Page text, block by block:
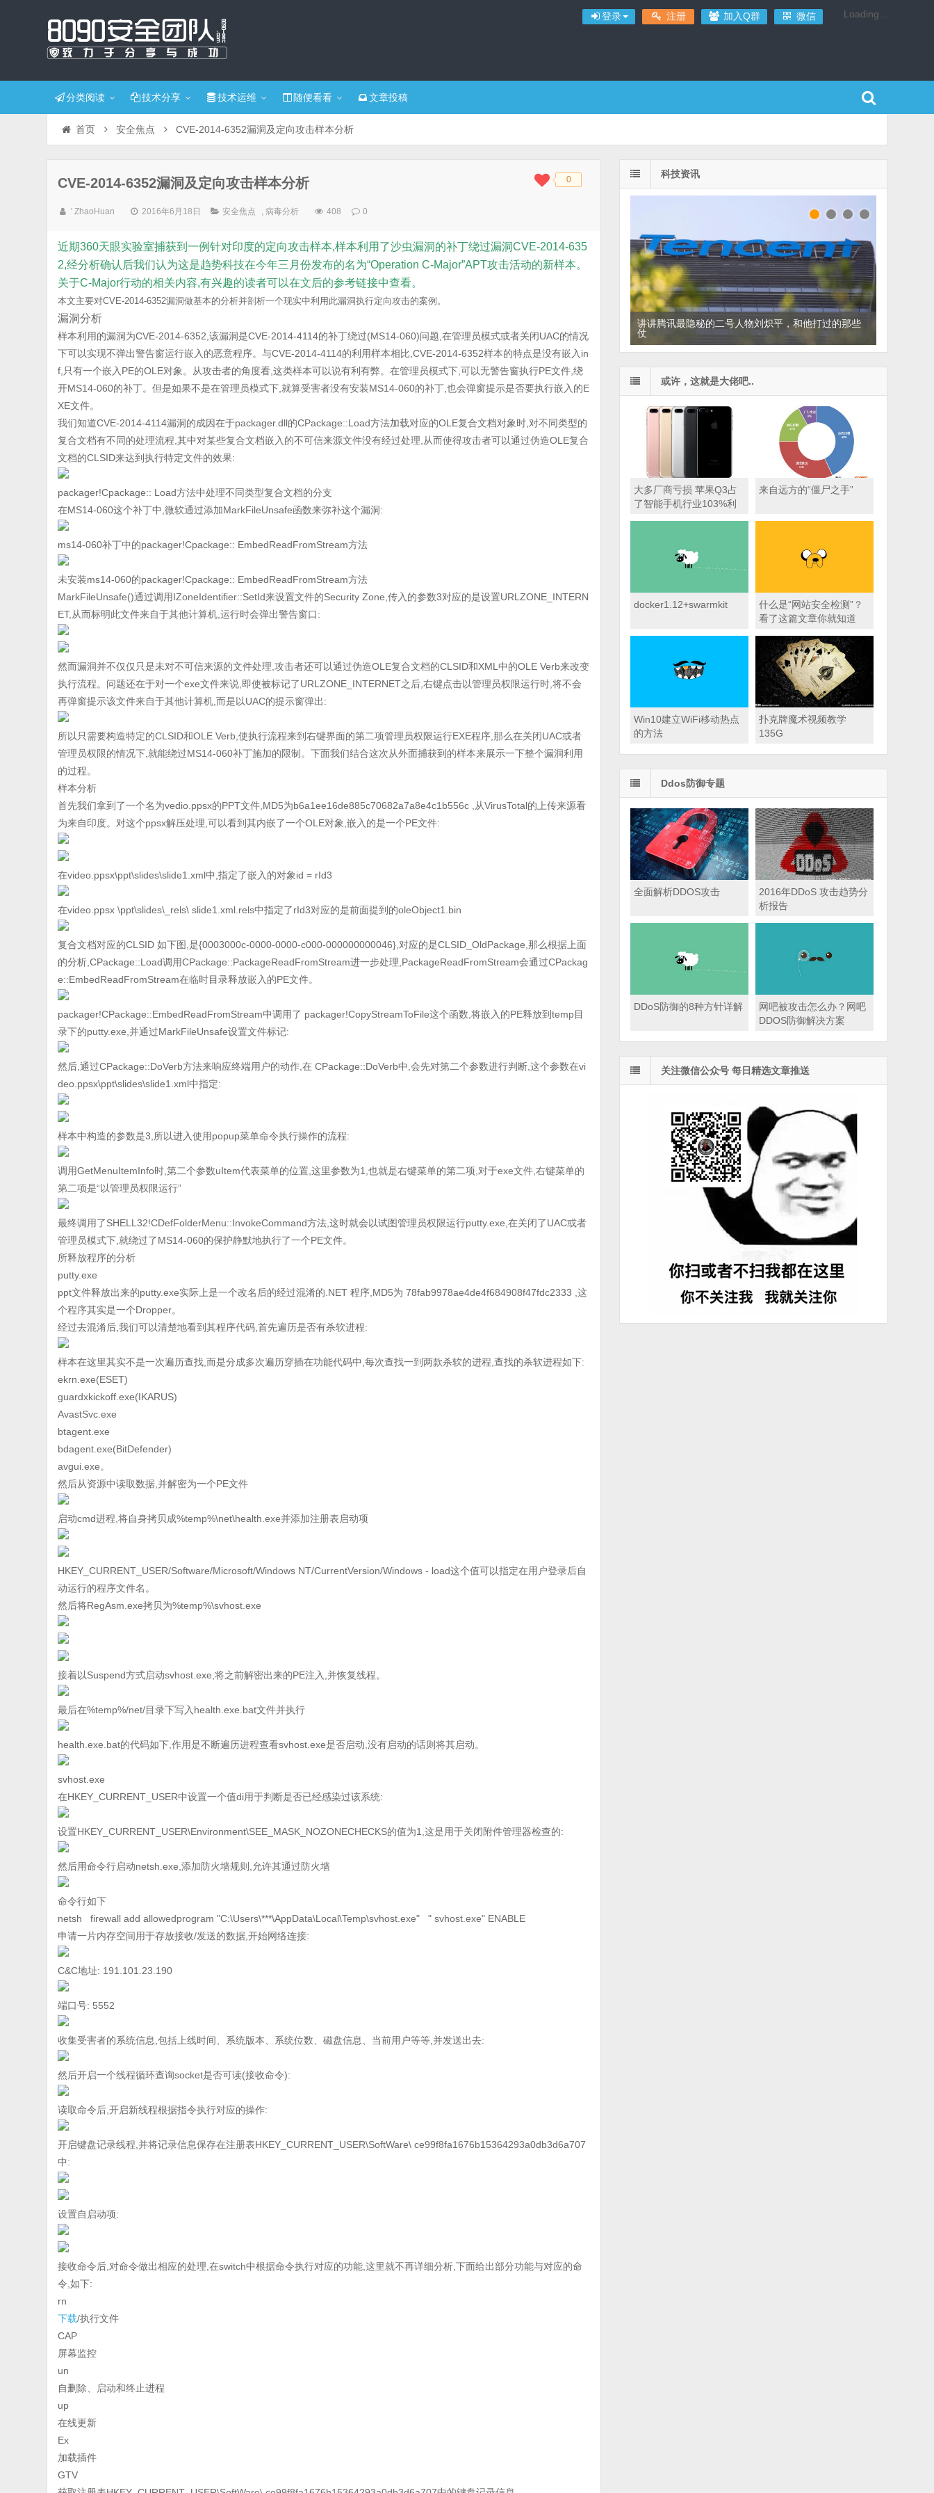
登录 注册 加入Q群 微信 Loading...
分类阅读 技术分享 技术运维 随便看看 文章投稿
首页 安全焦点 CVE-2014-6352漏洞及定向攻击样本分析
◆◆ 0
CVE-2014-6352漏洞及定向攻击样本分析
' ZhaoHuan 2016年6月18日 安全焦点 ,病毒分析 408 0
近期360天眼实验室捕获到一例针对印度的定向攻击样本,样本利用了沙虫漏洞的补丁绕过漏洞CVE-2014-635
2,经分析确认后我们认为这是趋势科技在今年三月份发布的名为“Operation C-Major”APT攻击活动的新样本。
关于C-Major行动的相关内容,有兴趣的读者可以在文后的参考链接中查看。
本文主要对CVE-2014-6352漏洞做基本的分析并剖析一个现实中利用此漏洞执行定向攻击的案例。
漏洞分析
样本利用的漏洞为CVE-2014-6352,该漏洞是CVE-2014-4114的补丁绕过(MS14-060)问题,在管理员模式或者关闭UAC的情况
下可以实现不弹出警告窗运行嵌入的恶意程序。与CVE-2014-4114的利用样本相比,CVE-2014-6352样本的特点是没有嵌入in
f,只有一个嵌入PE的OLE对象。从攻击者的角度看,这类样本可以说有利有弊。在管理员模式下,可以无警告窗执行PE文件,绕
开MS14-060的补丁。但是如果不是在管理员模式下,就算受害者没有安装MS14-060的补丁,也会弹窗提示是否要执行嵌入的E
XE文件。
我们知道CVE-2014-4114漏洞的成因在于packager.dll的CPackage::Load方法加载对应的OLE复合文档对象时,对不同类型的
复合文档有不同的处理流程,其中对某些复合文档嵌入的不可信来源文件没有经过处理,从而使得攻击者可以通过伪造OLE复合
文档的CLSID来达到执行特定文件的效果:
packager!Cpackage:: Load方法中处理不同类型复合文档的分支
在MS14-060这个补丁中,微软通过添加MarkFileUnsafe函数来弥补这个漏洞:
ms14-060补丁中的packager!Cpackage:: EmbedReadFromStream方法
未安装ms14-060的packager!Cpackage:: EmbedReadFromStream方法
MarkFileUnsafe()通过调用IZoneIdentifier::SetId来设置文件的Security Zone,传入的参数3对应的是设置URLZONE_INTERN
ET,从而标明此文件来自于其他计算机,运行时会弹出警告窗口:
然而漏洞并不仅仅只是未对不可信来源的文件处理,攻击者还可以通过伪造OLE复合文档的CLSID和XML中的OLE Verb来改变
执行流程。问题还在于对一个exe文件来说,即使被标记了URLZONE_INTERNET之后,右键点击以管理员权限运行时,将不会
再弹窗提示该文件来自于其他计算机,而是以UAC的提示窗弹出:
所以只需要构造特定的CLSID和OLE Verb,使执行流程来到右键界面的第二项管理员权限运行EXE程序,那么在关闭UAC或者
管理员权限的情况下,就能绕过MS14-060补丁施加的限制。下面我们结合这次从外面捕获到的样本来展示一下整个漏洞利用
的过程。
样本分析
首先我们拿到了一个名为vedio.ppsx的PPT文件,MD5为b6a1ee16de885c70682a7a8e4c1b556c ,从VirusTotal的上传来源看
为来自印度。对这个ppsx解压处理,可以看到其内嵌了一个OLE对象,嵌入的是一个PE文件:
在video.ppsx\ppt\slides\slide1.xml中,指定了嵌入的对象id = rId3
在video.ppsx \ppt\slides\_rels\ slide1.xml.rels中指定了rId3对应的是前面提到的oleObject1.bin
复合文档对应的CLSID 如下图,是{0003000c-0000-0000-c000-000000000046},对应的是CLSID_OldPackage,那么根据上面
的分析,CPackage::Load调用CPackage::PackageReadFromStream进一步处理,PackageReadFromStream会通过CPackag
e::EmbedReadFromStream在临时目录释放嵌入的PE文件。
packager!CPackage::EmbedReadFromStream中调用了 packager!CopyStreamToFile这个函数,将嵌入的PE释放到temp目
录下的putty.exe,并通过MarkFileUnsafe设置文件标记:
然后,通过CPackage::DoVerb方法来响应终端用户的动作,在 CPackage::DoVerb中,会先对第二个参数进行判断,这个参数在vi
deo.ppsx\ppt\slides\slide1.xml中指定:
样本中构造的参数是3,所以进入使用popup菜单命令执行操作的流程:
调用GetMenuItemInfo时,第二个参数uItem代表菜单的位置,这里参数为1,也就是右键菜单的第二项,对于exe文件,右键菜单的
第二项是“以管理员权限运行”
最终调用了SHELL32!CDefFolderMenu::InvokeCommand方法,这时就会以试图管理员权限运行putty.exe,在关闭了UAC或者
管理员模式下,就绕过了MS14-060的保护静默地执行了一个PE文件。
所释放程序的分析
putty.exe
ppt文件释放出来的putty.exe实际上是一个改名后的经过混淆的.NET 程序,MD5为 78fab9978ae4de4f684908f47fdc2333 ,这
个程序其实是一个Dropper。
经过去混淆后,我们可以清楚地看到其程序代码,首先遍历是否有杀软进程:
样本在这里其实不是一次遍历查找,而是分成多次遍历穿插在功能代码中,每次查找一到两款杀软的进程,查找的杀软进程如下:
ekrn.exe(ESET)
guardxkickoff.exe(IKARUS)
AvastSvc.exe
btagent.exe
bdagent.exe(BitDefender)
avgui.exe。
然后从资源中读取数据,并解密为一个PE文件
启动cmd进程,将自身拷贝成%temp%\net\health.exe并添加注册表启动项
HKEY_CURRENT_USER/Software/Microsoft/Windows NT/CurrentVersion/Windows - load这个值可以指定在用户登录后自
动运行的程序文件名。
然后将RegAsm.exe拷贝为%temp%\svhost.exe
接着以Suspend方式启动svhost.exe,将之前解密出来的PE注入,并恢复线程。
最后在%temp%/net/目录下写入health.exe.bat文件并执行
health.exe.bat的代码如下,作用是不断遍历进程查看svhost.exe是否启动,没有启动的话则将其启动。
svhost.exe
在HKEY_CURRENT_USER中设置一个值di用于判断是否已经感染过该系统:
设置HKEY_CURRENT_USER\Environment\SEE_MASK_NOZONECHECKS的值为1,这是用于关闭附件管理器检查的:
然后用命令行启动netsh.exe,添加防火墙规则,允许其通过防火墙
命令行如下
netsh firewall add allowedprogram "C:\Users\***\AppData\Local\Temp\svhost.exe" " svhost.exe" ENABLE
申请一片内存空间用于存放接收/发送的数据,开始网络连接:
C&C地址: 191.101.23.190
端口号: 5552
收集受害者的系统信息,包括上线时间、系统版本、系统位数、磁盘信息、当前用户等等,并发送出去:
然后开启一个线程循环查询socket是否可读(接收命令):
读取命令后,开启新线程根据指令执行对应的操作:
开启键盘记录线程,并将记录信息保存在注册表HKEY_CURRENT_USER\SoftWare\ ce99f8fa1676b15364293a0db3d6a707
中:
设置自启动项:
接收命令后,对命令做出相应的处理,在switch中根据命令执行对应的功能,这里就不再详细分析,下面给出部分功能与对应的命
令,如下:
rn
下载/执行文件
CAP
屏幕监控
un
自删除、启动和终止进程
up
在线更新
Ex
加载插件
GTV
科技资讯
讲讲腾讯最隐秘的二号人物刘炽平，和他打过的那些
仗
或许，这就是大佬吧..
大多厂商亏损 苹果Q3占
了智能手机行业103%利
来自远方的“僵尸之手”
docker1.12+swarmkit
什么是“网站安全检测”？
看了这篇文章你就知道
Win10建立WiFi移动热点
的方法
扑克牌魔术视频教学
135G
Ddos防御专题
全面解析DDOS攻击
2016年DDoS 攻击趋势分
析报告
DDoS防御的8种方针详解
网吧被攻击怎么办？网吧
DDOS防御解决方案
关注微信公众号 每日精选文章推送